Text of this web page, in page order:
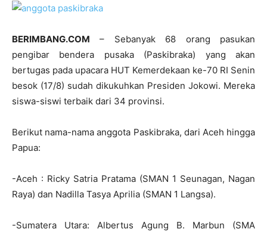
BERIMBANG.COM – Sebanyak 68 orang pasukan
pengibar bendera pusaka (Paskibraka) yang akan
bertugas pada upacara HUT Kemerdekaan ke-70 RI Senin
besok (17/8) sudah dikukuhkan Presiden Jokowi. Mereka
siswa-siswi terbaik dari 34 provinsi.
Berikut nama-nama anggota Paskibraka, dari Aceh hingga
Papua:
-Aceh : Ricky Satria Pratama (SMAN 1 Seunagan, Nagan
Raya) dan Nadilla Tasya Aprilia (SMAN 1 Langsa).
-Sumatera Utara: Albertus Agung B. Marbun (SMA